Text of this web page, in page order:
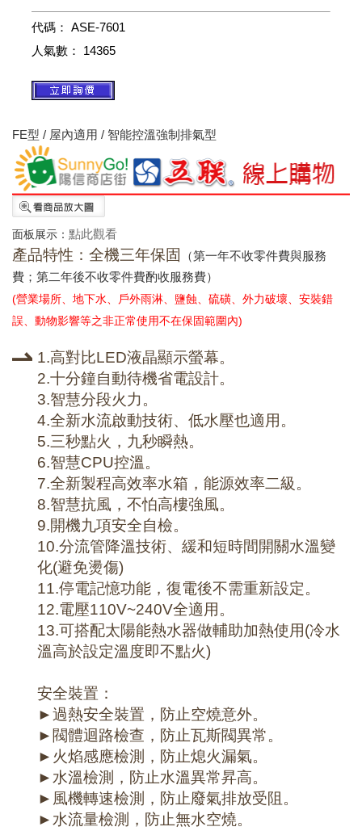
代碼： ASE-7601
人氣數： 14365
FE型 / 屋內適用 / 智能控溫強制排氣型
面板展示： 點此觀看
產品特性： 全機三年保固
（第一年不收零件費與服務
費；第二年後不收零件費酌收服務費）
(營業場所、地下水、戶外雨淋、鹽蝕、硫磺、外力破壞、安裝錯
誤、動物影響等之非正常使用不在保固範圍內)
1.高對比LED液晶顯示螢幕。
2.十分鐘自動待機省電設計。
3.智慧分段火力。
4.全新水流啟動技術、低水壓也適用。
5.三秒點火，九秒瞬熱。
6.智慧CPU控溫。
7.全新製程高效率水箱，能源效率二級。
8.智慧抗風，不怕高樓強風。
9.開機九項安全自檢。
10.分流管降溫技術、緩和短時間開關水溫變
化(避免燙傷)
11.停電記憶功能，復電後不需重新設定。
12.電壓110V~240V全適用。
13.可搭配太陽能熱水器做輔助加熱使用(冷水
溫高於設定溫度即不點火)
安全裝置：
►過熱安全裝置，防止空燒意外。
►閥體迴路檢查，防止瓦斯閥異常。
►火焰感應檢測，防止熄火漏氣。
►水溫檢測，防止水溫異常昇高。
►風機轉速檢測，防止廢氣排放受阻。
►水流量檢測，防止無水空燒。